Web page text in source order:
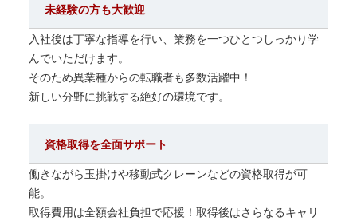
未経験の方も大歓迎
入社後は丁寧な指導を行い、業務を一つひとつしっかり学
んでいただけます。
そのため異業種からの転職者も多数活躍中！
新しい分野に挑戦する絶好の環境です。
資格取得を全面サポート
働きながら玉掛けや移動式クレーンなどの資格取得が可
能。
取得費用は全額会社負担で応援！取得後はさらなるキャリ